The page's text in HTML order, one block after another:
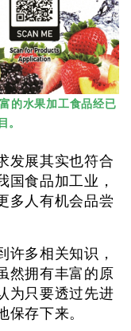
的水果加工食品经已
。
发展其实也符合
国食品加工业，
多人有机会品尝
许多相关知识，
然拥有丰富的原
为只要透过先进
存下来。